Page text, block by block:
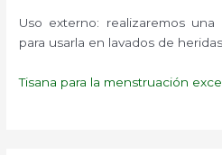
Uso externo: realizaremos
para usarla en lavados de
Tisana para la menstruación